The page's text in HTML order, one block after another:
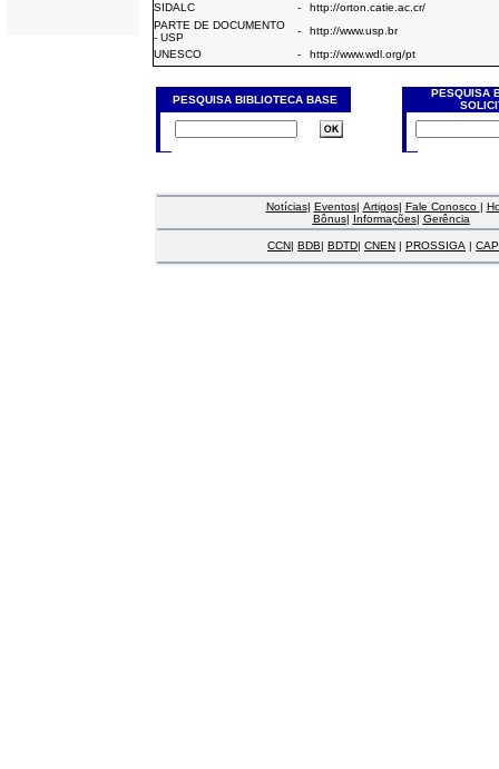
SIDALC
-
http://orton.catie.ac.cr/
PARTE DE DOCUMENTO
- USP
-
http://www.usp.br
UNESCO
- http://www.wdl.org/pt
PESQUISA BIBLIOTECA BASE
PESQUISA
Notícias| Eventos| Artigos| Fale Conosco |
Bônus| Informações| Gerência
CCN| BDB| BDTD| CNEN | PROSSIGA |